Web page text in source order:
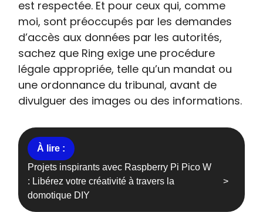
est respectée. Et pour ceux qui, comme
moi, sont préoccupés par les demandes
d’accès aux données par les autorités,
sachez que Ring exige une procédure
légale appropriée, telle qu’un mandat ou
une ordonnance du tribunal, avant de
divulguer des images ou des informations.
Projets inspirants avec Raspberry Pi Pico W
: Libérez votre créativité à travers la
domotique DIY